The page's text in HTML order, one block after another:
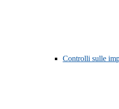
Controlli sulle